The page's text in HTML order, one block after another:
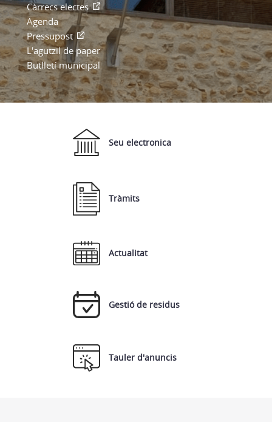
Càrrecs electes
Agenda
Pressupost
L'agutzil de paper
Butlletí municipal
Seu electronica
Tràmits
Actualitat
Gestió de residus
Tauler d'anuncis